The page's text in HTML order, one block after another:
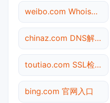
weibo.com Whois查询
chinaz.com DNS解析
toutiao.com SSL检测
bing.com 官网入口